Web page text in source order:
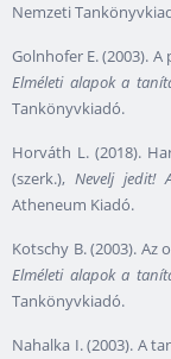
Nemzeti
Golnhofer E. (2003). A
Elméleti alapok a
Tankönyvkiadó.
Horváth L. (2018).
(szerk.),Nevelj jedit!
Atheneum Kiadó.
Kotschy B. (2003). Az
Elméleti alapok a
Tankönyvkiadó.
Nahalka I. (2003). A